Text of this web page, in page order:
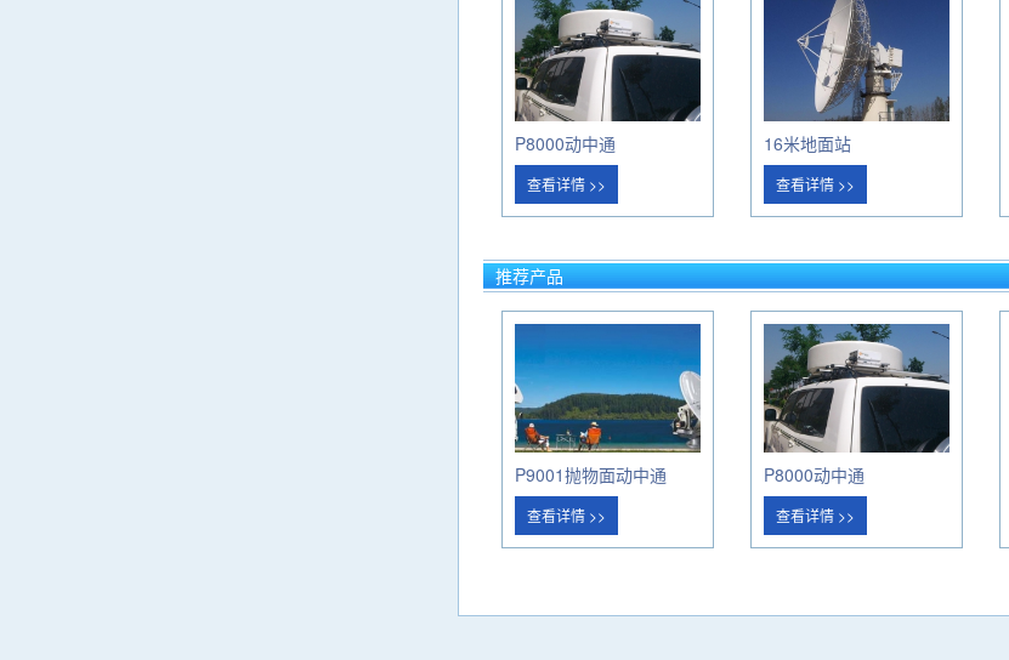
P8000动中通
查看详情 >>
16米地面站
查看详情 >>
推荐产品
P9001抛物面动中通
查看详情 >>
P8000动中通
查看详情 >>